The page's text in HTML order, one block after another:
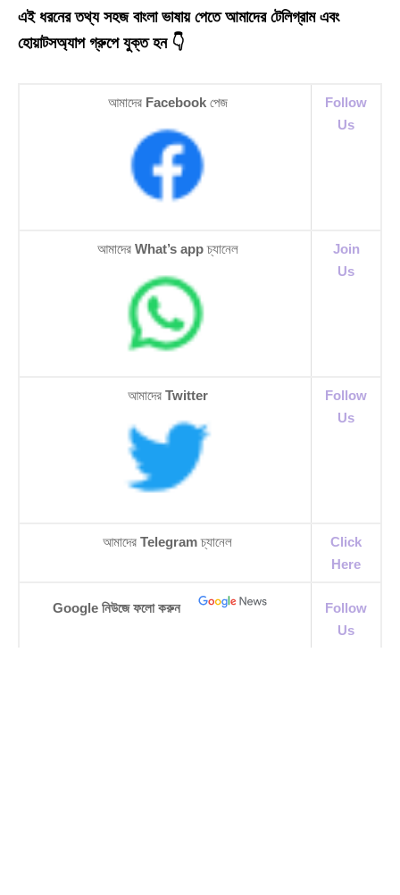
এই ধরনের তথ্য সহজ বাংলা ভাষায় পেতে আমাদের টেলিগ্রাম এবং
হোয়াটসঅ্যাপ গ্রুপে যুক্ত হন 👇
আমাদের Facebook পেজ
Follow
Us
আমাদের What’s app চ্যানেল
Join
Us
আমাদের Twitter
Follow
Us
আমাদের Telegramচ্যানেল
Click
Here
Google নিউজে ফলো করুন
Follow
Us